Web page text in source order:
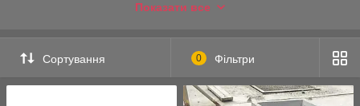
приміщень показали, щовироби з бетону
зроблене з бетону, має стильний та привабливий вигляд.
Гра на контрапункту, коли бетон об'єднується з живими
рослинами або стабілізованим мохом — це дивовижно та
Показати все
Сортування 0 Фільтри